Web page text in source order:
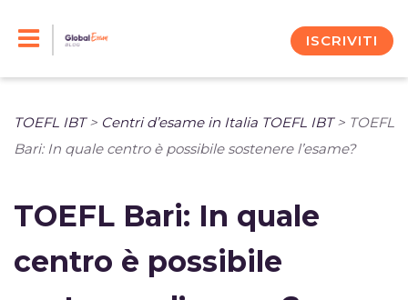
ISCRIVITI
TOEFL IBT> Centri d’esame in Italia TOEFL IBT> TOEFL
Bari: In quale centro è possibile sostenere l’esame?
TOEFL Bari: In quale
centro è possibile